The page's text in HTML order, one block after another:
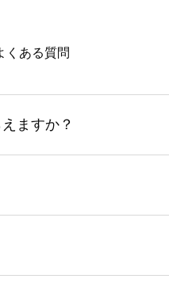
くある質問
ますか？